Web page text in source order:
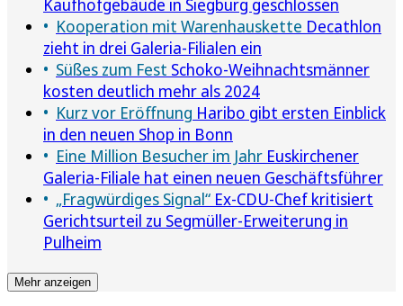
Kaufhofgebäude in Siegburg geschlossen
Kooperation mit Warenhauskette Decathlon
zieht in drei Galeria-Filialen ein
Süßes zum Fest Schoko-Weihnachtsmänner
kosten deutlich mehr als 2024
Kurz vor Eröffnung Haribo gibt ersten Einblick
in den neuen Shop in Bonn
Eine Million Besucher im Jahr Euskirchener
Galeria-Filiale hat einen neuen Geschäftsführer
„Fragwürdiges Signal“ Ex-CDU-Chef kritisiert
Gerichtsurteil zu Segmüller-Erweiterung in
Pulheim
Mehr anzeigen